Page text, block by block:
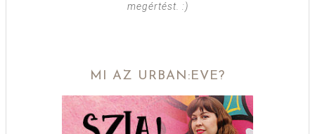
megértést. :)
MI AZ URBAN:EVE?